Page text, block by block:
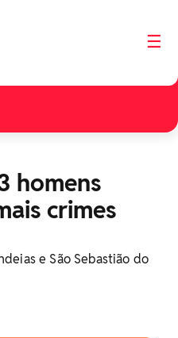
☰
homens
crimes
e São Sebastião do